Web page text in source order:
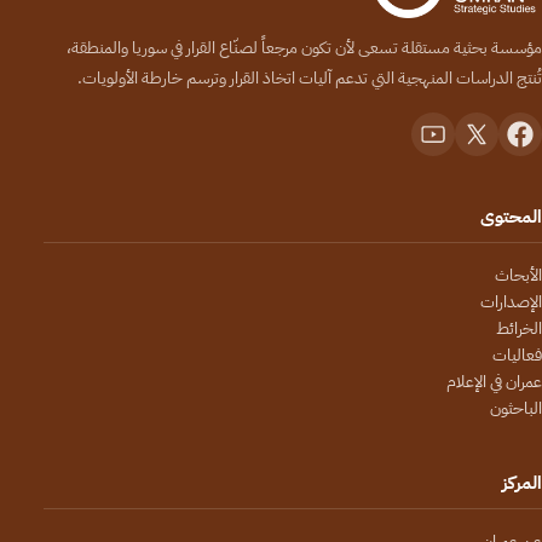
مؤسسة بحثية مستقلة تسعى لأن تكون مرجعاً لصنّاع القرار في سوريا والمنطقة،
تُنتج الدراسات المنهجية التي تدعم آليات اتخاذ القرار وترسم خارطة الأولويات.
المحتوى
الأبحاث
الإصدارات
الخرائط
فعاليات
عمران في الإعلام
الباحثون
المركز